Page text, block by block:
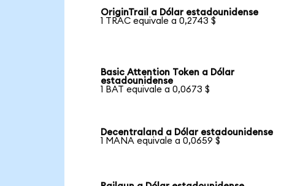
OriginTrail a Dólar estadounidense
1 TRAC equivale a 0,2743 $
Basic Attention Token a Dólar
estadounidense
1 BAT equivale a 0,0673 $
Decentraland a Dólar estadounidense
1 MANA equivale a 0,0659 $